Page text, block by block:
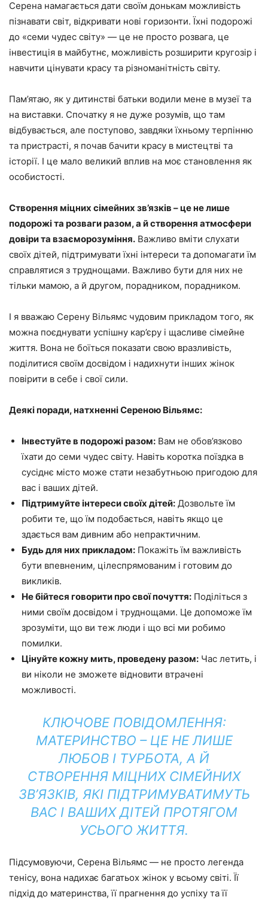
Серена намагається дати своїм донькам можливість
пізнавати світ, відкривати нові горизонти. Їхні подорожі
до «семи чудес світу» — це не просто розвага, це
інвестиція в майбутнє, можливість розширити кругозір і
навчити цінувати красу та різноманітність світу.
Пам’ятаю, як у дитинстві батьки водили мене в музеї та
на виставки. Спочатку я не дуже розумів, що там
відбувається, але поступово, завдяки їхньому терпінню
та пристрасті, я почав бачити красу в мистецтві та
історії. І це мало великий вплив на моє становлення як
особистості.
Створення міцних сімейних зв’язків – це не лише
подорожі та розваги разом, а й створення атмосфери
довіри та взаєморозуміння. Важливо вміти слухати
своїх дітей, підтримувати їхні інтереси та допомагати їм
справлятися з труднощами. Важливо бути для них не
тільки мамою, а й другом, порадником, порадником.
І я вважаю Серену Вільямс чудовим прикладом того, як
можна поєднувати успішну кар’єру і щасливе сімейне
життя. Вона не боїться показати свою вразливість,
поділитися своїм досвідом і надихнути інших жінок
повірити в себе і свої сили.
Деякі поради, натхненні Сереною Вільямс:
Інвестуйте в подорожі разом: Вам не обов’язково
їхати до семи чудес світу. Навіть коротка поїздка в
сусіднє місто може стати незабутньою пригодою для
вас і ваших дітей.
Підтримуйте інтереси своїх дітей: Дозвольте їм
робити те, що їм подобається, навіть якщо це
здається вам дивним або непрактичним.
Будь для них прикладом: Покажіть їм важливість
бути впевненим, цілеспрямованим і готовим до
викликів.
Не бійтеся говорити про свої почуття: Поділіться з
ними своїм досвідом і труднощами. Це допоможе їм
зрозуміти, що ви теж люди і що всі ми робимо
помилки.
Цінуйте кожну мить, проведену разом: Час летить, і
ви ніколи не зможете відновити втрачені
можливості.
КЛЮЧОВЕ ПОВІДОМЛЕННЯ:
МАТЕРИНСТВО – ЦЕ НЕ ЛИШЕ
ЛЮБОВ І ТУРБОТА, А Й
СТВОРЕННЯ МІЦНИХ СІМЕЙНИХ
ЗВ’ЯЗКІВ, ЯКІ ПІДТРИМУВАТИМУТЬ
ВАС І ВАШИХ ДІТЕЙ ПРОТЯГОМ
УСЬОГО ЖИТТЯ.
Підсумовуючи, Серена Вільямс — не просто легенда
тенісу, вона надихає багатьох жінок у всьому світі. Її
підхід до материнства, її прагнення до успіху та її